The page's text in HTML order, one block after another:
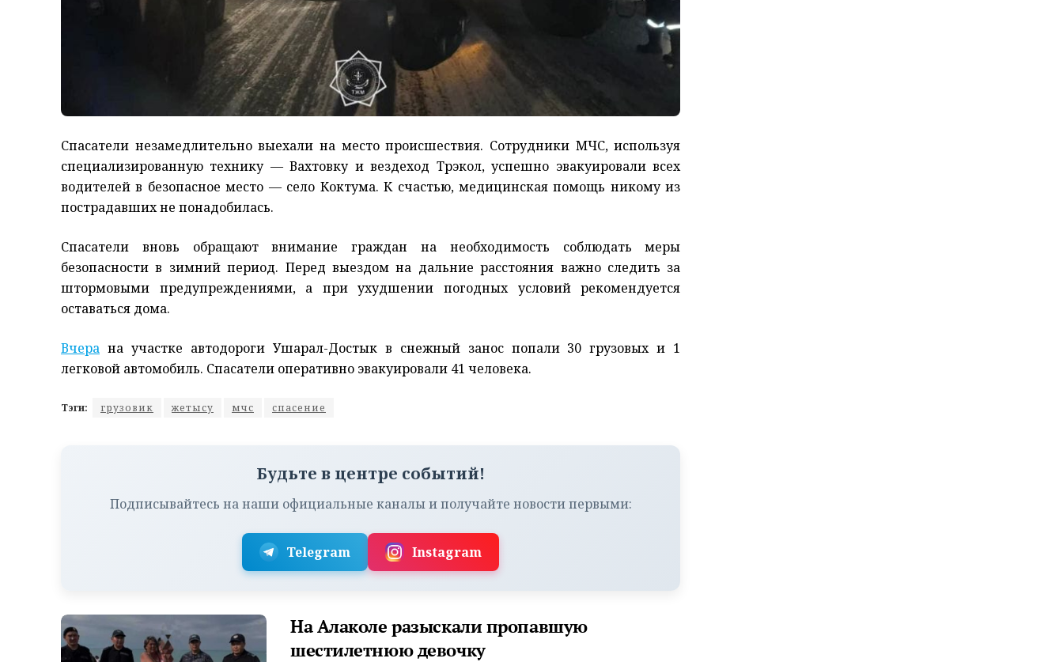
Спасатели незамедлительно выехали на место происшествия. Сотрудники МЧС, используя
специализированную технику — Вахтовку и вездеход Трэкол, успешно эвакуировали всех
водителей в безопасное место — село Коктума. К счастью, медицинская помощь никому из
пострадавших не понадобилась.
Спасатели вновь обращают внимание граждан на необходимость соблюдать меры
безопасности в зимний период. Перед выездом на дальние расстояния важно следить за
штормовыми предупреждениями, а при ухудшении погодных условий рекомендуется
оставаться дома.
Вчера на участке автодороги Ушарал-Достык в снежный занос попали 30 грузовых и 1
легковой автомобиль. Спасатели оперативно эвакуировали 41 человека.
Тэги: грузовик жетысу мчс спасение
Будьте в центре событий!
Подписывайтесь на наши официальные каналы и получайте новости первыми:
Telegram Instagram
На Алаколе разыскали пропавшую
шестилетнюю девочку